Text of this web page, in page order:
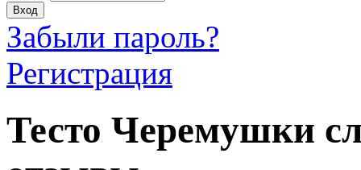
Забыли пароль?
Регистрация
Тесто Черемушки